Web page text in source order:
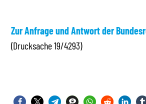
PRESSE
Zur Anfrage und Antwort der
(Drucksache 19/4293)